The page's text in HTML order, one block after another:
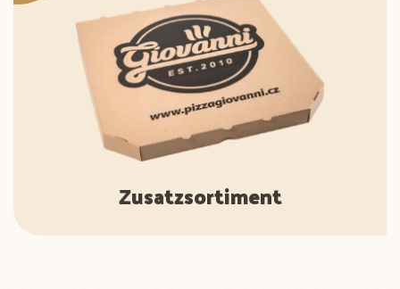
Zusatzsortiment